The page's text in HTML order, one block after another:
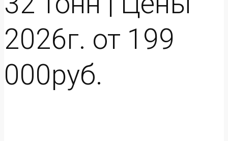
2026г. от 199
000руб.